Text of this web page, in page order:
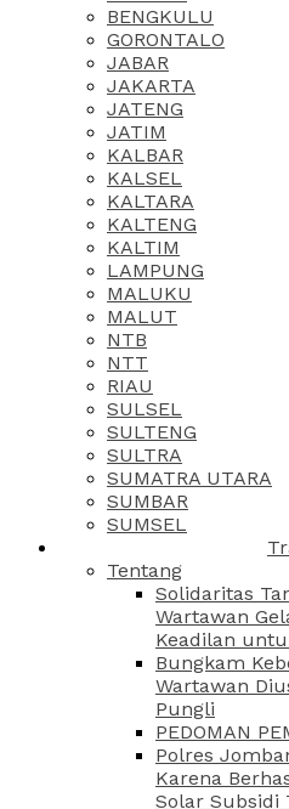
BENGKULU
GORONTALO
JABAR
JAKARTA
JATENG
JATIM
KALBAR
KALSEL
KALTARA
KALTENG
KALTIM
LAMPUNG
MALUKU
MALUT
NTB
NTT
RIAU
SULSEL
SULTENG
SULTRA
SUMATRA UTARA
SUMBAR
SUMSEL
Tentang
Solidaritas
Wartawan
Keadilan
Bungkam
Wartawan
Pungli
PEDOMAN
Polres
Karena
Solar Subsidi